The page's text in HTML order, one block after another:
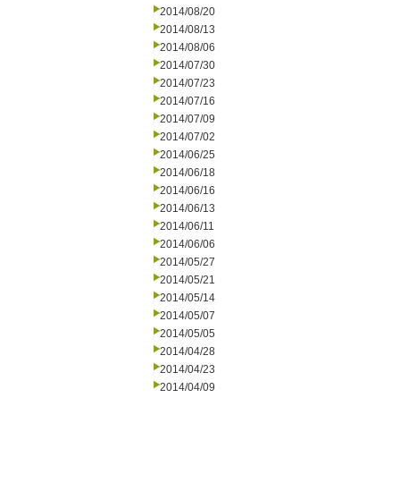
2014/08/20
2014/08/13
2014/08/06
2014/07/30
2014/07/23
2014/07/16
2014/07/09
2014/07/02
2014/06/25
2014/06/18
2014/06/16
2014/06/13
2014/06/11
2014/06/06
2014/05/27
2014/05/21
2014/05/14
2014/05/07
2014/05/05
2014/04/28
2014/04/23
2014/04/09